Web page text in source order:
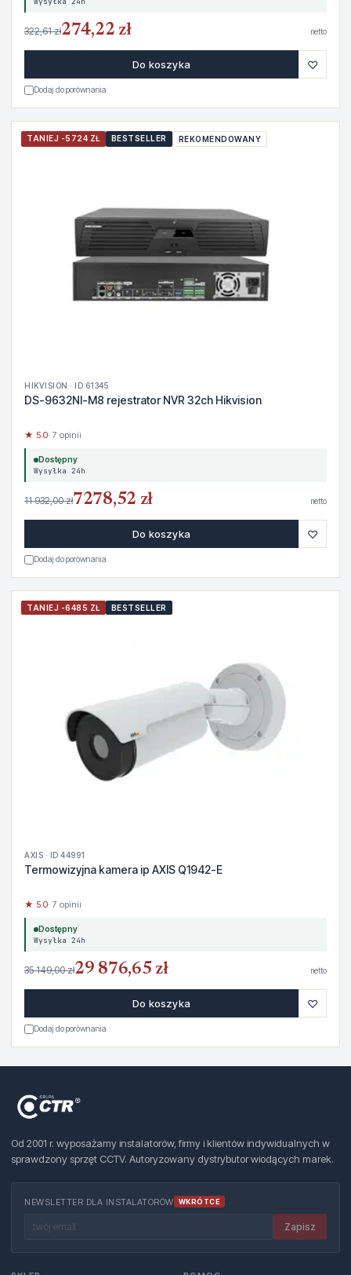
322,61 zł274,22 zł netto
Do koszyka ♡
Dodaj do porównania
TANIEJ -5724 ZŁ BESTSELLER REKOMENDOWANY
HIKVISION · ID 61345
DS-9632NI-M8 rejestrator NVR 32ch Hikvision
★ 5.0· 7 opinii
Dostępny
Wysyłka 24h
11 932,00 zł7278,52 zł netto
Do koszyka ♡
Dodaj do porównania
TANIEJ -6485 ZŁ BESTSELLER
AXIS · ID 44991
Termowizyjna kamera ip AXIS Q1942-E
★ 5.0· 7 opinii
Dostępny
Wysyłka 24h
35 149,00 zł29 876,65 zł netto
Do koszyka ♡
Dodaj do porównania
Od 2001 r. wyposażamy instalatorów, firmy i klientów indywidualnych w
sprawdzony sprzęt CCTV. Autoryzowany dystrybutor wiodących marek.
NEWSLETTER DLA INSTALATORÓW WKRÓTCE
Zapisz